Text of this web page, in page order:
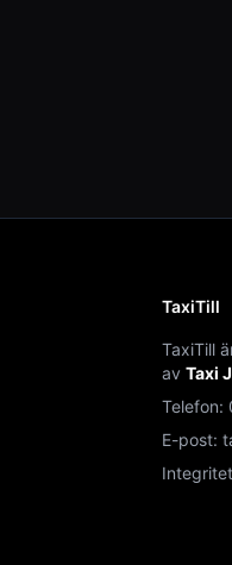
TaxiTill
TaxiTill
av Taxi
Telefon:
E-post: